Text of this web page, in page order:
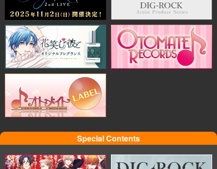
Special Contents